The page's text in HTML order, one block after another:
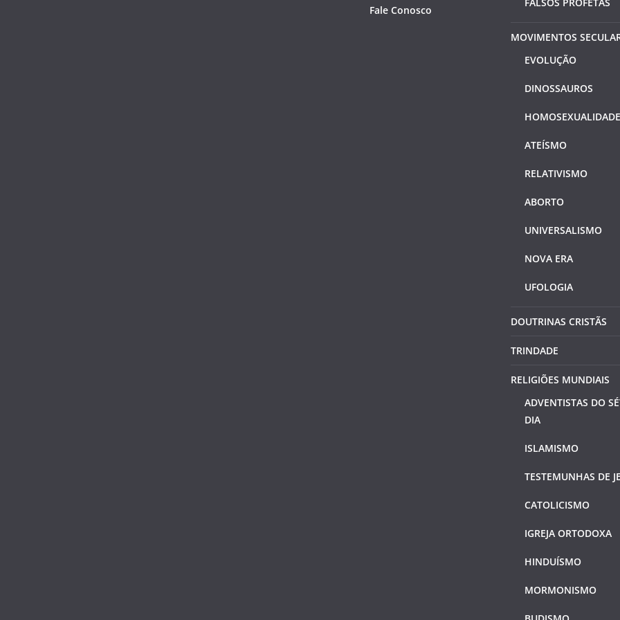
Fale Conosco
MOVIMENTOS
EVOLUÇÃO
DINOSSAUROS
HOMOSEXUALIDADE
ATEÍSMO
RELATIVISMO
ABORTO
UNIVERSALISMO
NOVA ERA
UFOLOGIA
DOUTRINAS CRISTÃS
TRINDADE
RELIGIÕES MUNDIAIS
ADVENTISTAS DO
DIA
ISLAMISMO
TESTEMUNHAS DE
CATOLICISMO
IGREJA ORTODOXA
HINDUÍSMO
MORMONISMO